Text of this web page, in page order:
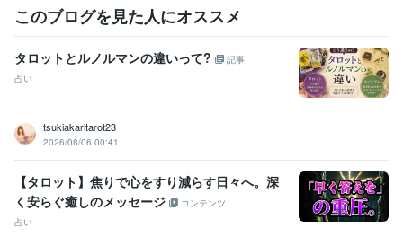
このブログを見た人にオススメ
タロットとルノルマンの違いって?
記事
占い
tsukiakaritarot23
2026/08/06 00:41
【タロット】焦りで心をすり減らす日々へ。深
く安らぐ癒しのメッセージ
コンテンツ
占い